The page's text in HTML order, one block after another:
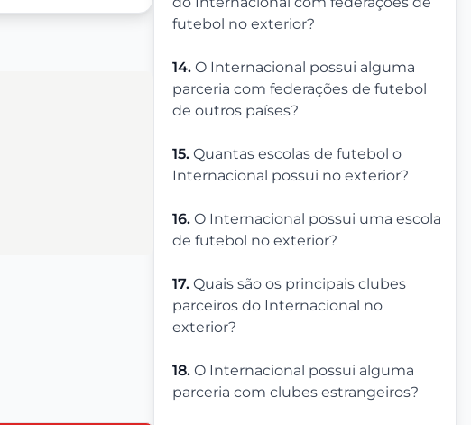
futebol no exterior?
14. O Internacional possui alguma
parceria com federações de futebol
de outros países?
15. Quantas escolas de futebol o
Internacional possui no exterior?
16. O Internacional possui uma escola
de futebol no exterior?
17. Quais são os principais clubes
parceiros do Internacional no
exterior?
18. O Internacional possui alguma
parceria com clubes estrangeiros?